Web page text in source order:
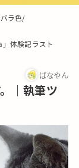
ラ色
体験記ラスト
ばなやん
｜執筆ツ